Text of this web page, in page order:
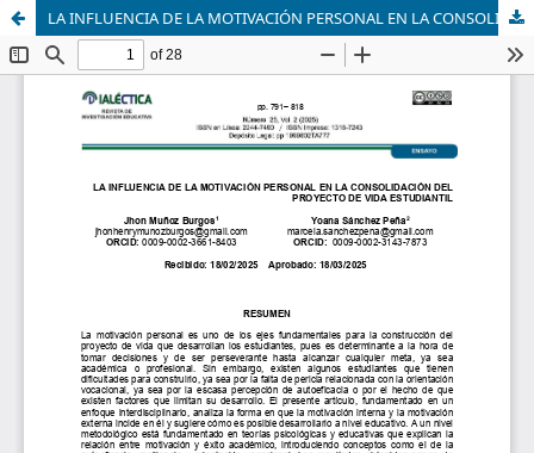
LA INFLUENCIA DE LA MOTIVACIÓN PERSONAL EN LA CONSOLIDACIÓN DEL PROYECTO DE VIDA ESTUDIANTIL